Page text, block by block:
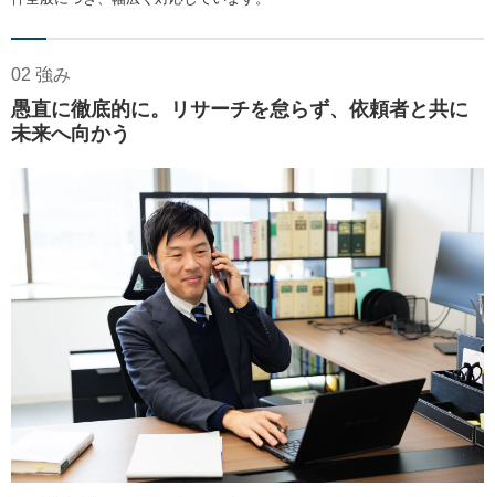
02 強み
愚直に徹底的に。リサーチを怠らず、依頼者と共に
未来へ向かう